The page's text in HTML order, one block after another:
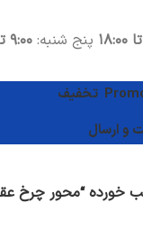
پنج شنبه: ۹:۰۰ تا ۱۳:۰۰
تخفیف
و ارسال
خورده “محور چرخ